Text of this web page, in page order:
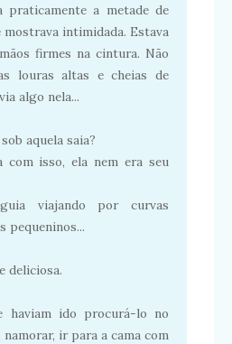
praticamente a metade de
mostrava intimidada. Estava
firmes na cintura. Não
louras altas e cheias de
algo nela...
aquela saia?
isso, ela nem era seu
viajando por curvas
pequeninos...
deliciosa.
haviam ido procurá-lo no
ir para a cama com